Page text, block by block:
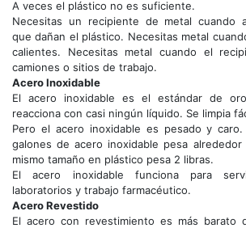
A veces el plástico no es suficiente.
Necesitas un recipiente de metal cuando
que dañan el plástico. Necesitas metal
calientes. Necesitas metal cuando el
camiones o sitios de trabajo.
Acero Inoxidable
El acero inoxidable es el estándar de
reacciona con casi ningún líquido. Se limpia
Pero el acero inoxidable es pesado y
galones de acero inoxidable pesa
mismo tamaño en plástico pesa 2 libras.
El acero inoxidable funciona para
laboratorios y trabajo farmacéutico.
Acero Revestido
El acero con revestimiento es más barato